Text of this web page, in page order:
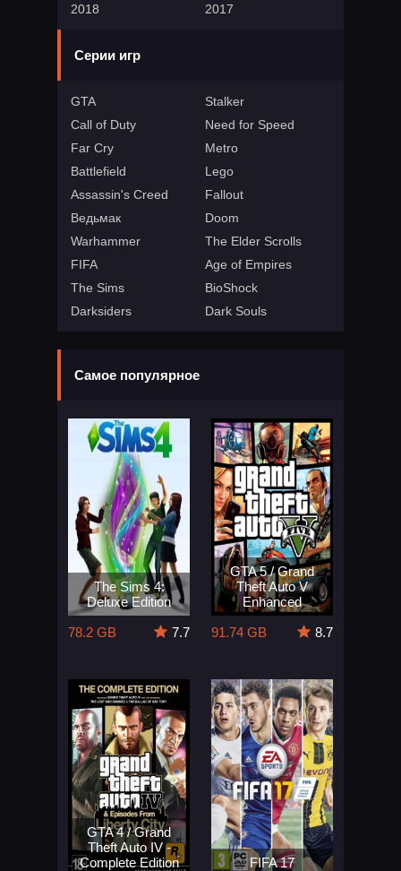
2018
2017
Серии игр
GTA
Stalker
Call of Duty
Need for Speed
Far Cry
Metro
Battlefield
Lego
Assassin's Creed
Fallout
Ведьмак
Doom
Warhammer
The Elder Scrolls
FIFA
Age of Empires
The Sims
BioShock
Darksiders
Dark Souls
Самое популярное
The Sims 4:
Deluxe Edition
78.2 GB
7.7
GTA 5 / Grand
Theft Auto V
Enhanced
91.74 GB
8.7
GTA 4 / Grand
Theft Auto IV -
Complete Edition
FIFA 17